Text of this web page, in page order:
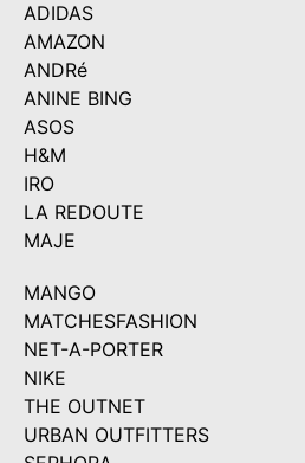
ADIDAS
AMAZON
ANDRé
ANINE BING
ASOS
H&M
IRO
LA REDOUTE
MAJE
MANGO
MATCHESFASHION
NET-A-PORTER
NIKE
THE OUTNET
URBAN OUTFITTERS